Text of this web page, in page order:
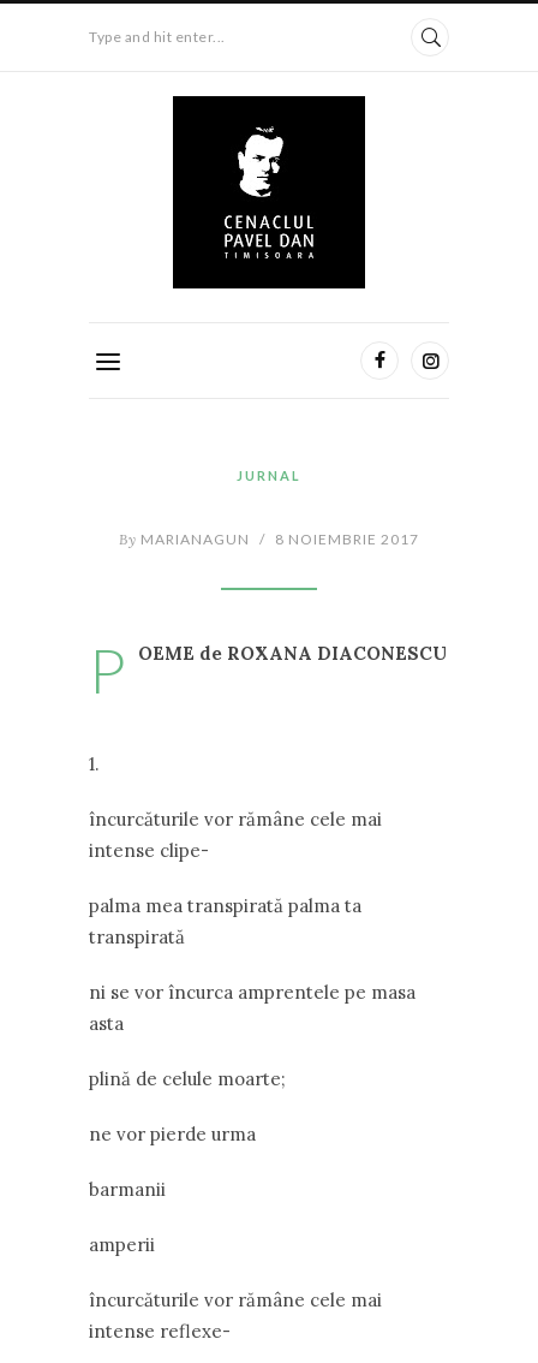
Type and hit enter...
JURNAL
By MARIANAGUN / 8 NOIEMBRIE 2017
P OEME de ROXANA DIACONESCU
1.
încurcăturile vor rămâne cele mai
intense clipe-
palma mea transpirată palma ta
transpirată
ni se vor încurca amprentele pe masa
asta
plină de celule moarte;
ne vor pierde urma
barmanii
amperii
încurcăturile vor rămâne cele mai
intense reflexe-